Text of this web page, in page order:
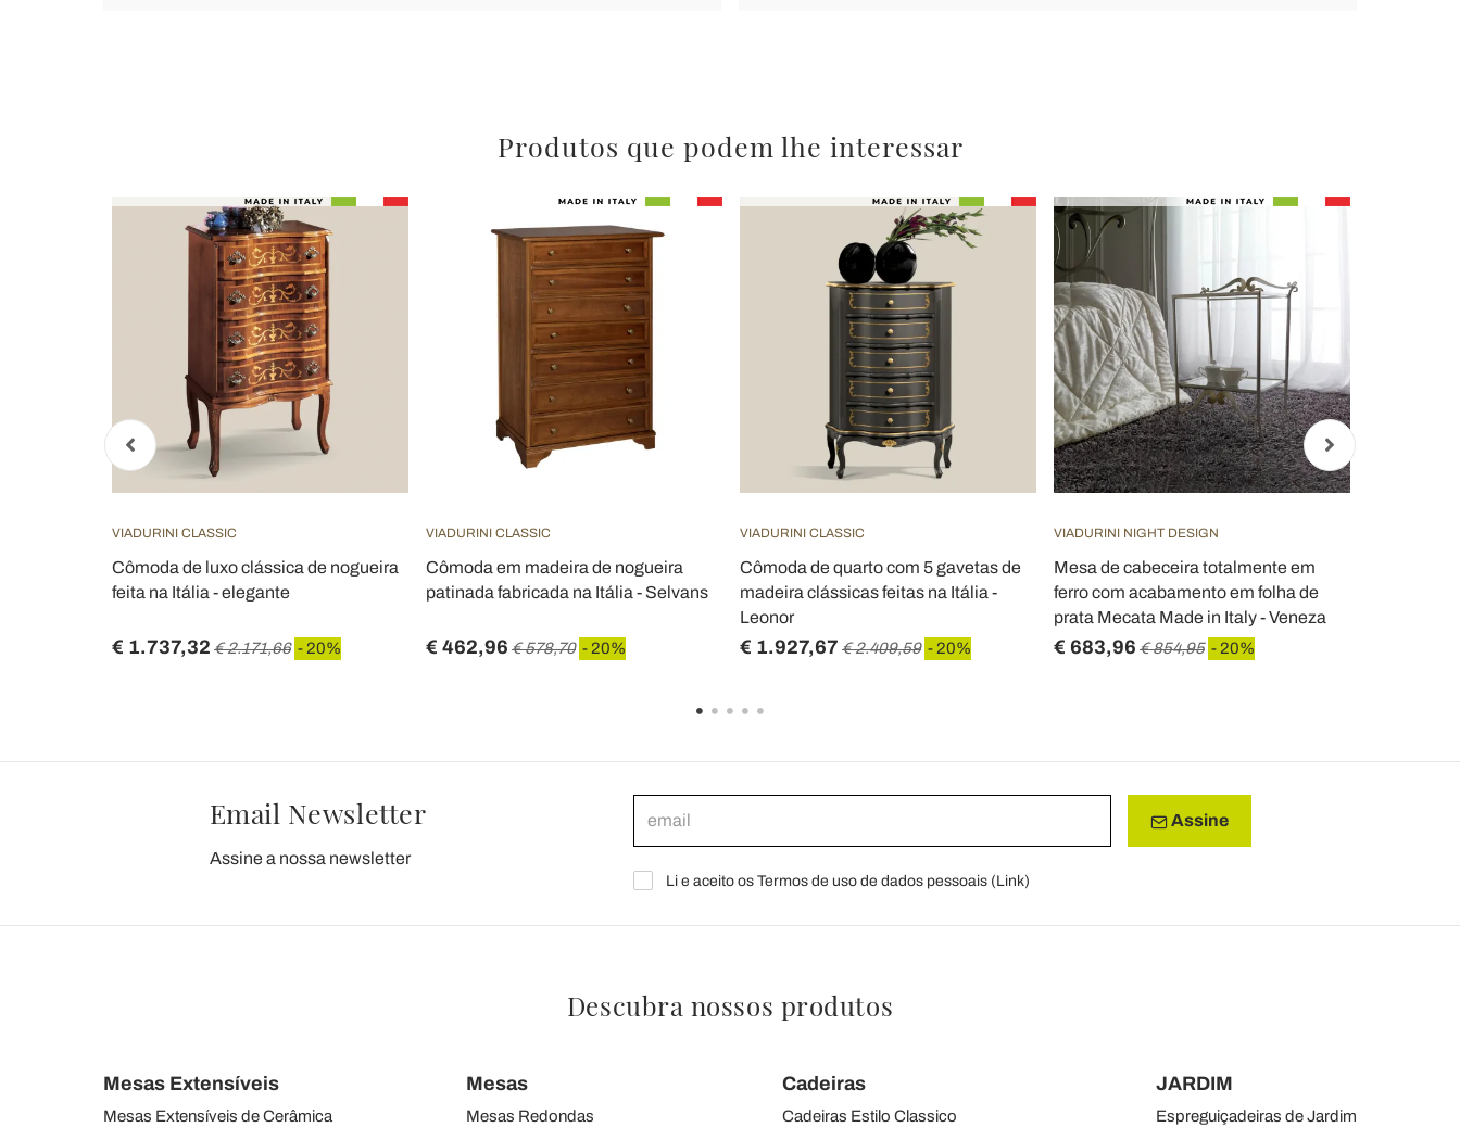
Produtos que podem lhe interessar
VIADURINI CLASSIC
Cômoda de luxo clássica de nogueira
feita na Itália - elegante
€ 1.737,32 € 2.171,66 - 20%
VIADURINI CLASSIC
Cômoda em madeira de nogueira
patinada fabricada na Itália - Selvans
€ 462,96 € 578,70 - 20%
VIADURINI CLASSIC
Cômoda de quarto com 5 gavetas de
madeira clássicas feitas na Itália -
Leonor
€ 1.927,67 € 2.409,59 - 20%
VIADURINI NIGHT DESIGN
Mesa de cabeceira totalmente em
ferro com acabamento em folha de
prata Mecata Made in Italy - Veneza
€ 683,96 € 854,95 - 20%
Email Newsletter
Assine a nossa newsletter
Assine
Li e aceito os Termos de uso de dados pessoais (Link)
Descubra nossos produtos
Mesas Extensíveis
Mesas Extensíveis de Cerâmica
Mesas
Mesas Redondas
Cadeiras
Cadeiras Estilo Classico
JARDIM
Espreguiçadeiras de Jardim